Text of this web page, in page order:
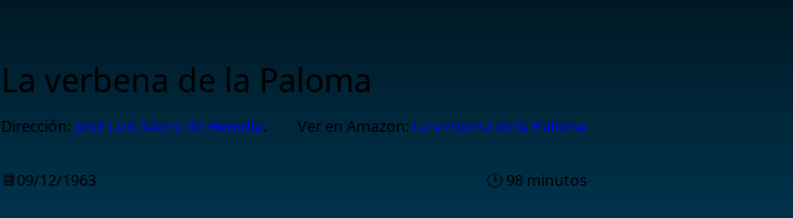
La verbena de la Paloma
Dirección: José Luis Sáenz de Heredia. Ver en Amazon: La verbena de la Paloma
📆09/12/1963 🕑 98 minutos